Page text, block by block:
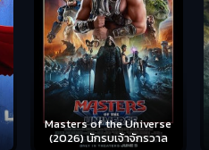
Masters of the Universe
(2026) นักรบเจ้าจักรวาล